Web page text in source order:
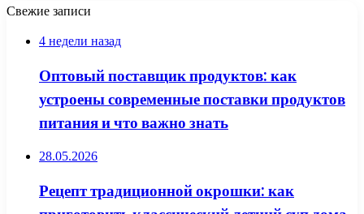
Свежие записи
4 недели назад
Оптовый поставщик продуктов: как
устроены современные поставки продуктов
питания и что важно знать
28.05.2026
Рецепт традиционной окрошки: как